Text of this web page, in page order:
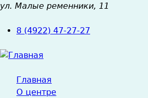
Jump
navigation
ул. Малые ременники, 11
8 (4922) 47-27-27
Главная
О центре